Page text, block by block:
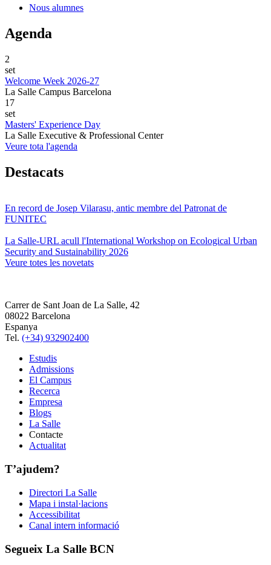
Nous alumnes
Agenda
2
set
Welcome Week 2026-27
La Salle Campus Barcelona
17
set
Masters' Experience Day
La Salle Executive & Professional Center
Veure tota l'agenda
Destacats
En record de Josep Vilarasu, antic membre del Patronat de
FUNITEC
La Salle-URL acull l'International Workshop on Ecological Urban
Security and Sustainability 2026
Veure totes les novetats
Carrer de Sant Joan de La Salle, 42
08022 Barcelona
Espanya
Tel. (+34) 932902400
Estudis
Admissions
El Campus
Recerca
Empresa
Blogs
La Salle
Contacte
Actualitat
T’ajudem?
Directori La Salle
Mapa i instal·lacions
Accessibilitat
Canal intern informació
Segueix La Salle BCN